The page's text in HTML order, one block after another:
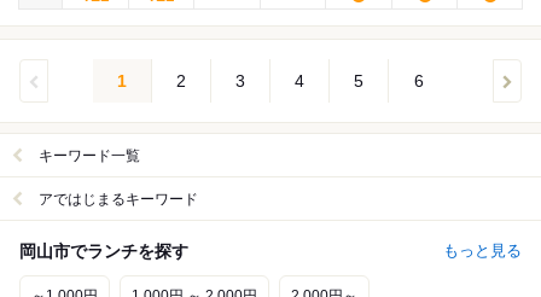
1 2 3 4 5 6
キーワード一覧
アではじまるキーワード
岡山市でランチを探す もっと見る